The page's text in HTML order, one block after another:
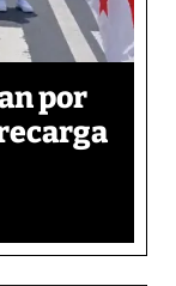
por